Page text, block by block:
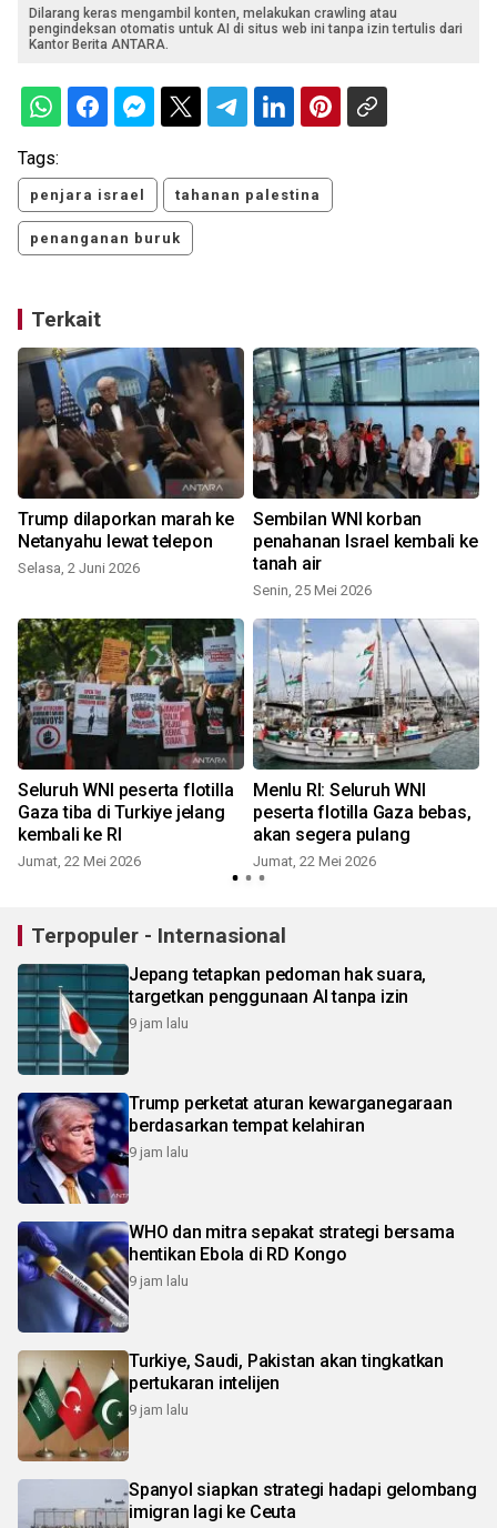
Dilarang keras mengambil konten, melakukan crawling atau
pengindeksan otomatis untuk AI di situs web ini tanpa izin tertulis dari
Kantor Berita ANTARA.
Tags:
penjara israel tahanan palestina
penanganan buruk
Terkait
Trump dilaporkan marah ke
Netanyahu lewat telepon
Selasa, 2 Juni 2026
Sembilan WNI korban
penahanan Israel kembali ke
tanah air
Senin, 25 Mei 2026
Seluruh WNI peserta flotilla
Gaza tiba di Turkiye jelang
kembali ke RI
Jumat, 22 Mei 2026
Menlu RI: Seluruh WNI
peserta flotilla Gaza bebas,
akan segera pulang
Jumat, 22 Mei 2026
Terpopuler - Internasional
Jepang tetapkan pedoman hak suara,
targetkan penggunaan AI tanpa izin
9 jam lalu
Trump perketat aturan kewarganegaraan
berdasarkan tempat kelahiran
9 jam lalu
WHO dan mitra sepakat strategi bersama
hentikan Ebola di RD Kongo
9 jam lalu
Turkiye, Saudi, Pakistan akan tingkatkan
pertukaran intelijen
9 jam lalu
Spanyol siapkan strategi hadapi gelombang
imigran lagi ke Ceuta